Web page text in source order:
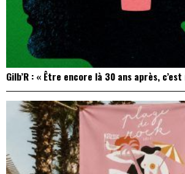
Gilb’R : « Être encore là 30 ans après,